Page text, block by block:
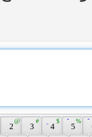
2
@
3
#
4
$
5
%
̌ ̂